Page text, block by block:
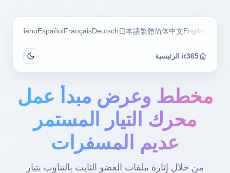
English
简体中文
繁體
日本語
Deutsch
Français
Español
Italiano
it365 الرئيسية
مخطط وعرض مبدأ عمل
محرك التيار المستمر
عديم المسفرات
من خلال إثارة ملفات العضو الثابت بالتناوب بتيار